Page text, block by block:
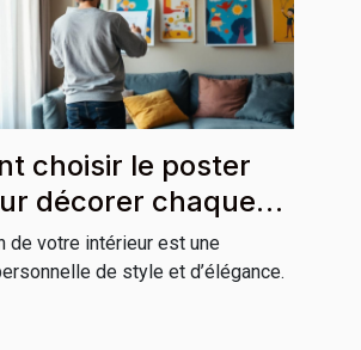
choisir le poster
décorer chaque
votre maison
de votre intérieur est une
de style et d’élégance.